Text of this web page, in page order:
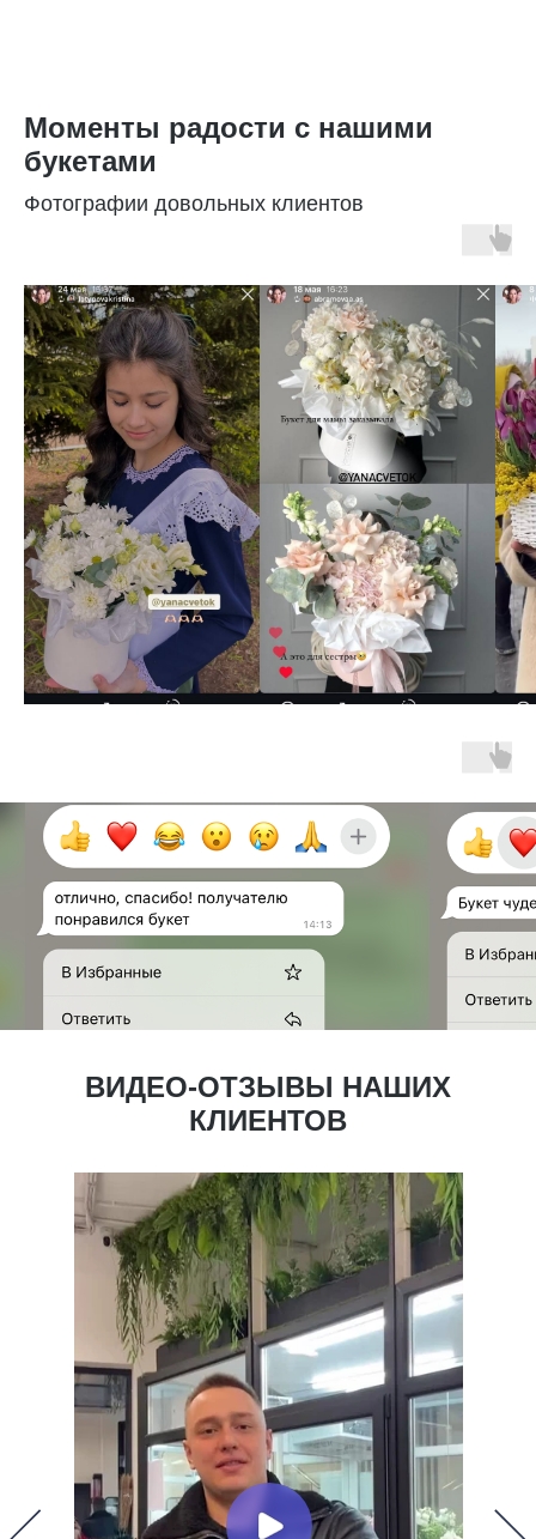
Моменты радости с нашими
букетами
Фотографии довольных клиентов
ВИДЕО-ОТЗЫВЫ НАШИХ
КЛИЕНТОВ